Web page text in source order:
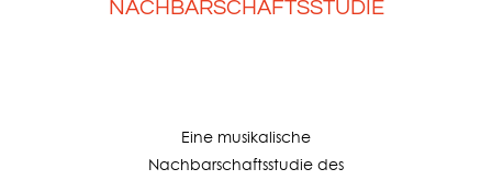
NACHBARSCHAFTSSTUDIE
Eine musikalische
Nachbarschaftsstudie des